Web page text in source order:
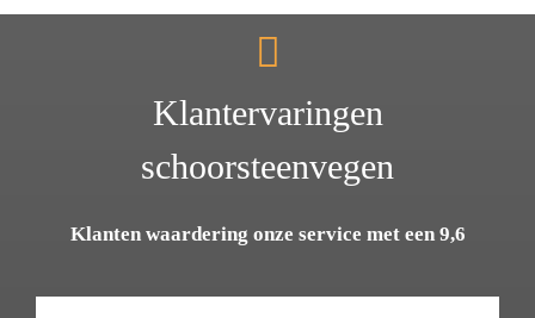
Klantervaringen
schoorsteenvegen
Klanten waardering onze service met een 9,6